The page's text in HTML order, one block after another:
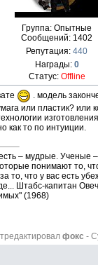
Группа: Опытные
Сообщений: 1402
Репутация: 440
Награды: 0
Статус: Offline
. модель
или пластик? или
как то по интуиции.
– мудрые. Ученые
понимают то,
то, что у вас есть
Штабс-капитан
(1968)
фокс -